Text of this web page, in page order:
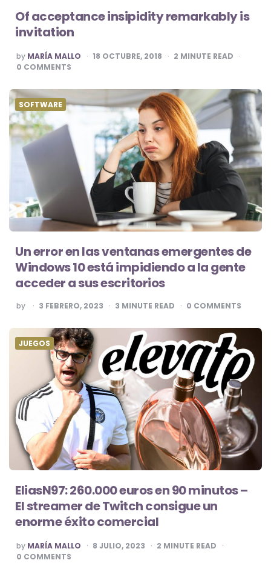
Of acceptance insipidity remarkably is
invitation
POSTED
BY
by MARÍA MALLO 18 OCTUBRE, 2018 2 MINUTE READ
0 COMMENTS
SOFTWARE
Un error en las ventanas emergentes de
Windows 10 está impidiendo a la gente
acceder a sus escritorios
POSTED
BY
by 3 FEBRERO, 2023 3 MINUTE READ 0 COMMENTS
JUEGOS
EliasN97: 260.000 euros en 90 minutos –
El streamer de Twitch consigue un
enorme éxito comercial
POSTED
BY
by MARÍA MALLO 8 JULIO, 2023 2 MINUTE READ
0 COMMENTS